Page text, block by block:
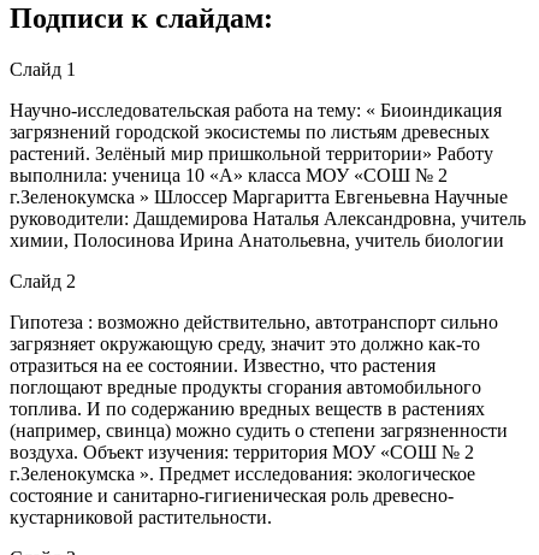
Подписи к слайдам:
Слайд 1
Научно-исследовательская работа на тему: « Биоиндикация
загрязнений городской экосистемы по листьям древесных
растений. Зелёный мир пришкольной территории» Работу
выполнила: ученица 10 «А» класса МОУ «СОШ № 2
г.Зеленокумска » Шлоссер Маргаритта Евгеньевна Научные
руководители: Дашдемирова Наталья Александровна, учитель
химии, Полосинова Ирина Анатольевна, учитель биологии
Слайд 2
Гипотеза : возможно действительно, автотранспорт сильно
загрязняет окружающую среду, значит это должно как-то
отразиться на ее состоянии. Известно, что растения
поглощают вредные продукты сгорания автомобильного
топлива. И по содержанию вредных веществ в растениях
(например, свинца) можно судить о степени загрязненности
воздуха. Объект изучения: территория МОУ «CОШ № 2
г.Зеленокумска ». Предмет исследования: экологическое
состояние и санитарно-гигиеническая роль древесно-
кустарниковой растительности.